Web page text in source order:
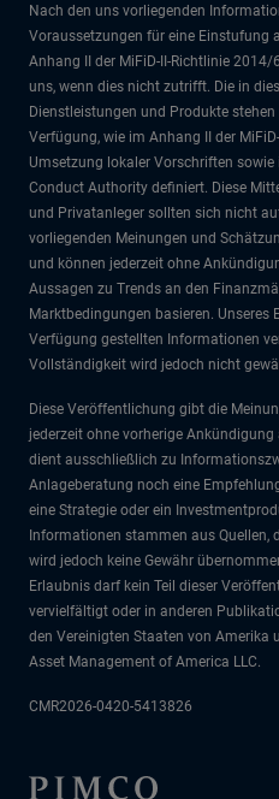
Nach den uns vorliegenden
Voraussetzungen für eine Einstufung
Anhang II der MiFiD-II-Richtlinie
uns, wenn dies nicht zutrifft. Die in
Dienstleistungen und Produkte
Verfügung, wie im Anhang II der
Umsetzung lokaler Vorschriften
Conduct Authority definiert. Diese
und Privatanleger sollten sich nicht
vorliegenden Meinungen und
und können jederzeit ohne
Aussagen zu Trends an den
Marktbedingungen basieren. Unseres
Verfügung gestellten Informationen
Vollständigkeit wird jedoch nicht
Diese Veröffentlichung gibt die
jederzeit ohne vorherige
dient ausschließlich zu
Anlageberatung noch eine
eine Strategie oder ein
Informationen stammen aus Quellen,
wird jedoch keine Gewähr
Erlaubnis darf kein Teil dieser
vervielfältigt oder in anderen
den Vereinigten Staaten von Amerika
Asset Management of America LLC.
CMR2026-0420-5413826